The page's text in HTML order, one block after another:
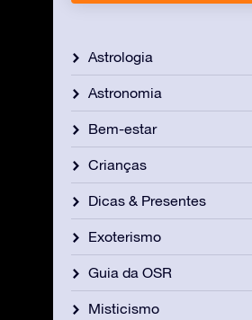
Astrologia
Astronomia
Bem-estar
Crianças
Dicas & Presentes
Exoterismo
Guia da OSR
Misticismo